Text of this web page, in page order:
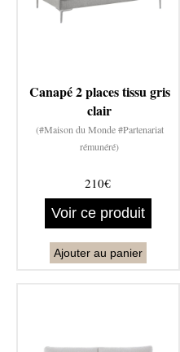
Canapé 2 places tissu gris
clair
(#Maison du Monde #Partenariat
rémunéré)
210€
Voir ce produit
Ajouter au panier